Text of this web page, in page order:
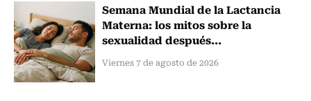
Semana Mundial de la Lactancia
Materna: los mitos sobre la
sexualidad después...
Viernes 7 de agosto de 2026